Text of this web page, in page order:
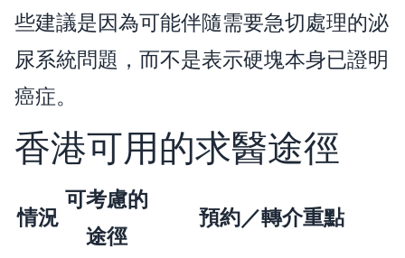
些建議是因為可能伴隨需要急切處理的泌
尿系統問題，而不是表示硬塊本身已證明
癌症。
香港可用的求醫途徑
情況
可考慮的
途徑
預約／轉介重點